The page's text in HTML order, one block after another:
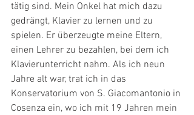
tätig sind. Mein Onkel hat mich dazu
gedrängt, Klavier zu lernen und zu
spielen. Er überzeugte meine Eltern,
einen Lehrer zu bezahlen, bei dem ich
Klavierunterricht nahm. Als ich neun
Jahre alt war, trat ich in das
Konservatorium von S. Giacomantonio in
Cosenza ein, wo ich mit 19 Jahren mein